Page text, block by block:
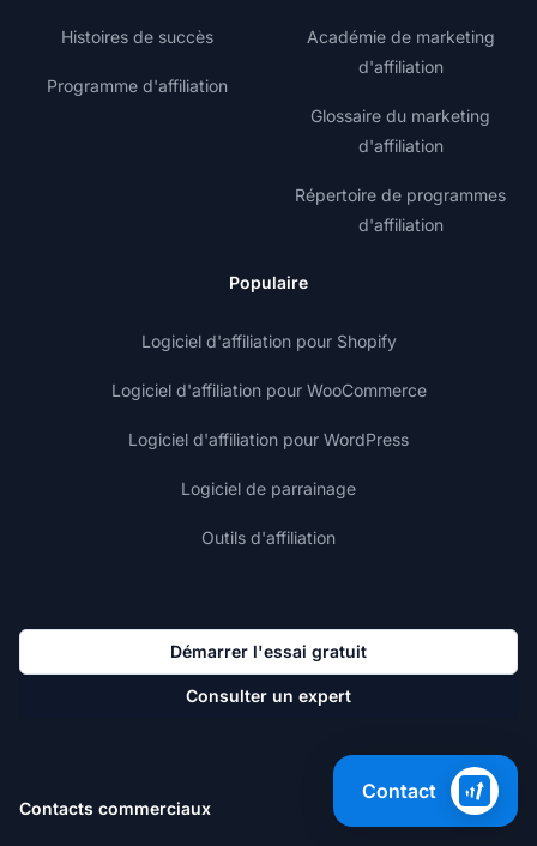
Histoires de succès
Programme d'affiliation
Académie de marketing
d'affiliation
Glossaire du marketing
d'affiliation
Répertoire de programmes
d'affiliation
Populaire
Logiciel d'affiliation pour Shopify
Logiciel d'affiliation pour WooCommerce
Logiciel d'affiliation pour WordPress
Logiciel de parrainage
Outils d'affiliation
Démarrer l'essai gratuit
Consulter un expert
Contacts commerciaux
Contact